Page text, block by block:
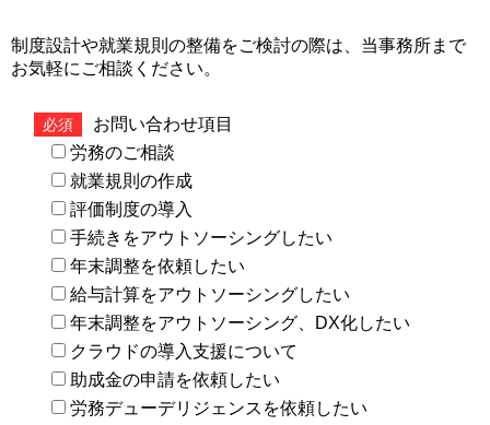
制度設計や就業規則の整備をご検討の際は、当事務所まで
お気軽にご相談ください。
必須
お問い合わせ項目
労務のご相談
就業規則の作成
評価制度の導入
手続きをアウトソーシングしたい
年末調整を依頼したい
給与計算をアウトソーシングしたい
年末調整をアウトソーシング、DX化したい
クラウドの導入支援について
助成金の申請を依頼したい
労務デューデリジェンスを依頼したい